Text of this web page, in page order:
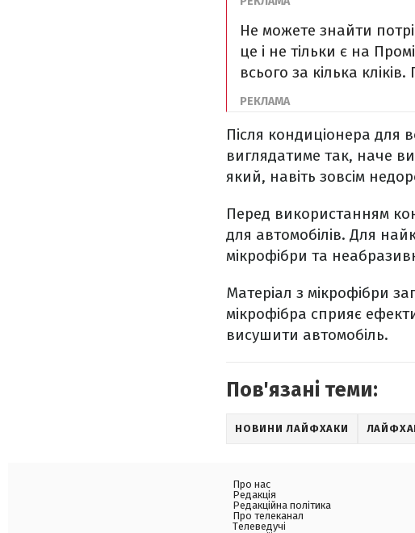
Не можете знайти
це і не тільки є на
всього за кілька
Після кондиціонера для
виглядатиме так, наче
який, навіть зовсім
Перед використанням
для автомобілів. Для
мікрофібри та
Матеріал з мікрофібри
мікрофібра сприяє
висушити автомобіль.
Пов'язані теми:
НОВИНИ ЛАЙФХАКИ
Про нас
Редакція
Редакційна політика
Про телеканал
Телеведучі